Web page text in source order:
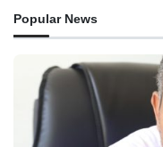
Popular News